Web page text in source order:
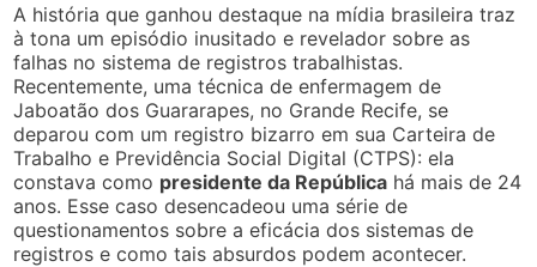
A história que ganhou destaque na mídia brasileira traz
à tona um episódio inusitado e revelador sobre as
falhas no sistema de registros trabalhistas.
Recentemente, uma técnica de enfermagem de
Jaboatão dos Guararapes, no Grande Recife, se
deparou com um registro bizarro em sua Carteira de
Trabalho e Previdência Social Digital (CTPS): ela
constava como presidente da República há mais de 24
anos. Esse caso desencadeou uma série de
questionamentos sobre a eficácia dos sistemas de
registros e como tais absurdos podem acontecer.